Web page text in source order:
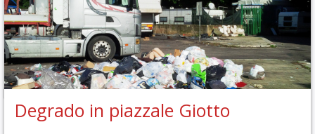
Degrado in piazzale Giotto